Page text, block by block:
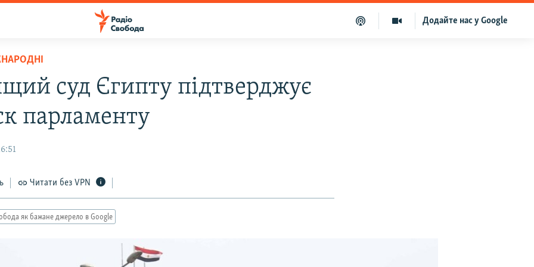
Додайте нас у Google
суд Єгипту підтверджує
парламенту
Читати без VPN
як бажане джерело в Google